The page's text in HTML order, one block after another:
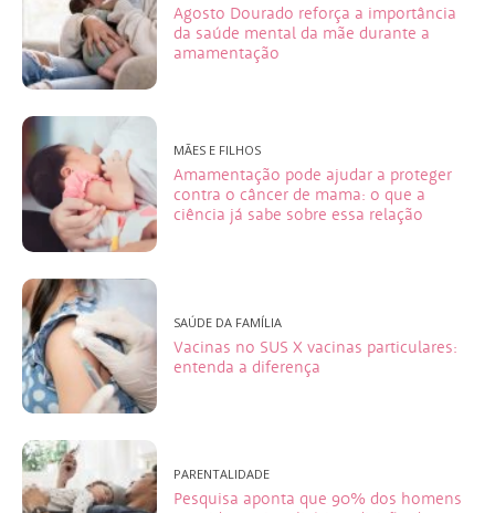
Agosto Dourado reforça a importância
da saúde mental da mãe durante a
amamentação
MÃES E FILHOS
Amamentação pode ajudar a proteger
contra o câncer de mama: o que a
ciência já sabe sobre essa relação
SAÚDE DA FAMÍLIA
Vacinas no SUS X vacinas particulares:
entenda a diferença
PARENTALIDADE
Pesquisa aponta que 90% dos homens